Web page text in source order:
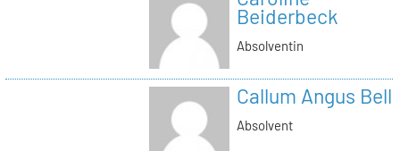
Beiderbeck
Absolventin
Callum Angus Bell
Absolvent